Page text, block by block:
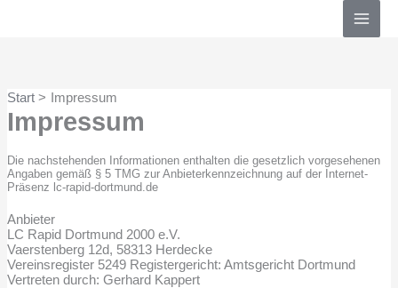
Start Impressum
Impressum
Die nachstehenden Informationen enthalten die gesetzlich vorgesehenen
Angaben gemäß § 5 TMG zur Anbieterkennzeichnung auf der Internet-
Präsenz lc-rapid-dortmund.de
Anbieter
LC Rapid Dortmund 2000 e.V.
Vaerstenberg 12d, 58313 Herdecke
Vereinsregister 5249 Registergericht: Amtsgericht Dortmund
Vertreten durch: Gerhard Kappert